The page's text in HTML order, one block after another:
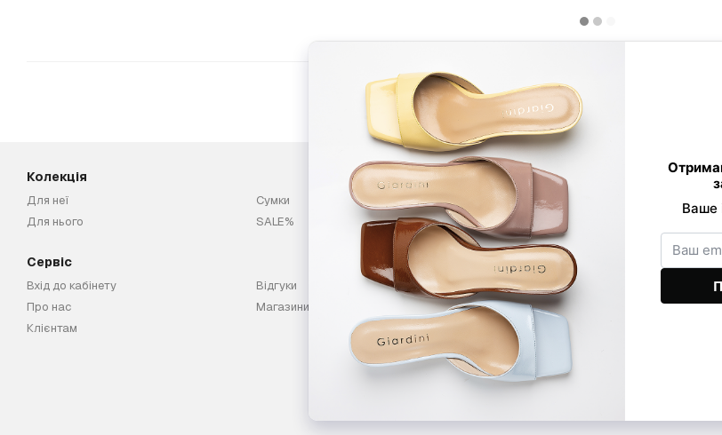
Колекція
Для неї
Для нього
Сумки
SALE%
Сервіс
Вхід до кабінету
Про нас
Клієнтам
Відгуки
Магазини
Контактна інформація
0 800 33 86 01
089 520-24-16
068 877-03-53
Передзвонити вам?
Ми в соцмережах